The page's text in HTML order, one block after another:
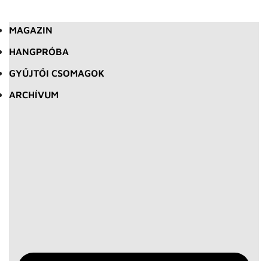
MAGAZIN
HANGPRÓBA
GYŰJTŐI CSOMAGOK
ARCHÍVUM